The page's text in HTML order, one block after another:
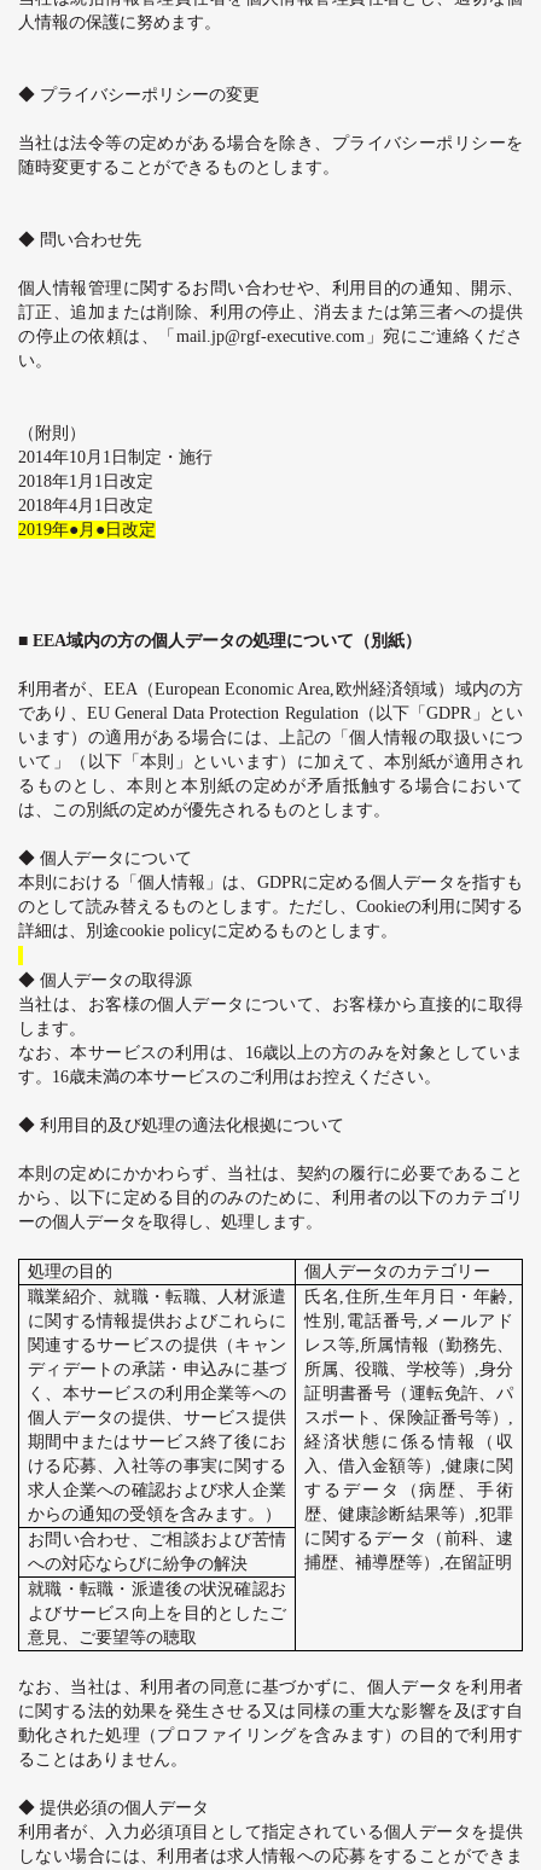
人情報の保護に努めます。
◆ プライバシーポリシーの変更
当社は法令等の定めがある場合を除き、プライバシーポリシーを
随時変更することができるものとします。
◆ 問い合わせ先
個人情報管理に関するお問い合わせや、利用目的の通知、開示、
訂正、追加または削除、利用の停止、消去または第三者への提供
の停止の依頼は、「 mail.jp@rgf-executive.com 」宛にご連絡くださ
い。
（附則）
2014年10月 1 日制定・施行
2018年1 月 1 日改定
2018年4月 1 日改定
2019年●月●日改定
■ EEA域内の方の個人データの処理について（別紙）
利用者が、 EEA（European Economic Area, 欧州経済領域）域内の方
であり、 EU General Data Protection Regulation（以下「GDPR」とい
います）の適用がある場合には、上記の「個人情報の取扱いにつ
いて」（以下「本則」といいます）に加えて、本別紙が適用され
るものとし、本則と本別紙の定めが矛盾抵触する場合において
は、この別紙の定めが優先されるものとします。
◆ 個人データについて
本則における「個人情報」は、 GDPRに定める個人データを指すも
のとして読み替えるものとします。ただし、 Cookieの利用に関する
詳細は、別途cookie policyに定めるものとします。
◆ 個人データの取得源
当社は、お客様の個人データについて、お客様から直接的に取得
します。
なお、本サービスの利用は、 16歳以上の方のみを対象としていま
す。 16歳未満の本サービスのご利用はお控えください。
◆ 利用目的及び処理の適法化根拠について
本則の定めにかかわらず、当社は、契約の履行に必要であること
から、以下に定める目的のみのために、利用者の以下のカテゴリ
ーの個人データを取得し、処理します。
処理の目的
個人データのカテゴリー
職業紹介、就職・転職、人材派遣
に関する情報提供およびこれらに
関連するサービスの提供（キャン
ディデートの承諾・申込みに基づ
く、本サービスの利用企業等への
個人データの提供、サービス提供
期間中またはサービス終了後にお
ける応募、入社等の事実に関する
求人企業への確認および求人企業
からの通知の受領を含みます。）
氏名 ,住所,生年月日・年齢 ,
性別 , 電話番号, メールアド
レス等,所属情報（勤務先、
所属、役職、学校等） ,身分
証明書番号（運転免許、パ
スポート、保険証番号等） ,
経済状態に係る情報（収
入、借入金額等） ,健康に関
するデータ（病歴、手術
歴、健康診断結果等） ,犯罪
に関するデータ（前科、逮
捕歴、補導歴等） ,在留証明
お問い合わせ、ご相談および苦情
への対応ならびに紛争の解決
就職・転職・派遣後の状況確認お
よびサービス向上を目的としたご
意見、ご要望等の聴取
なお、当社は、利用者の同意に基づかずに、個人データを利用者
に関する法的効果を発生させる又は同様の重大な影響を及ぼす自
動化された処理（プロファイリングを含みます）の目的で利用す
ることはありません。
◆ 提供必須の個人データ
利用者が、入力必須項目として指定されている個人データを提供
しない場合には、利用者は求人情報への応募をすることができま